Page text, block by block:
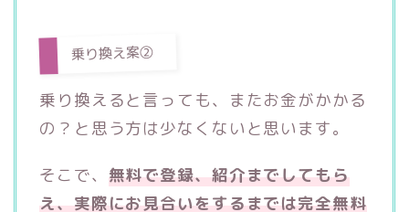
乗り換え案②
乗り換えると言っても、またお金がかかる
の？と思う方は少なくないと思います。
そこで、 無料で登録、紹介までしてもら
え、実際にお見合いをするまでは完全無料